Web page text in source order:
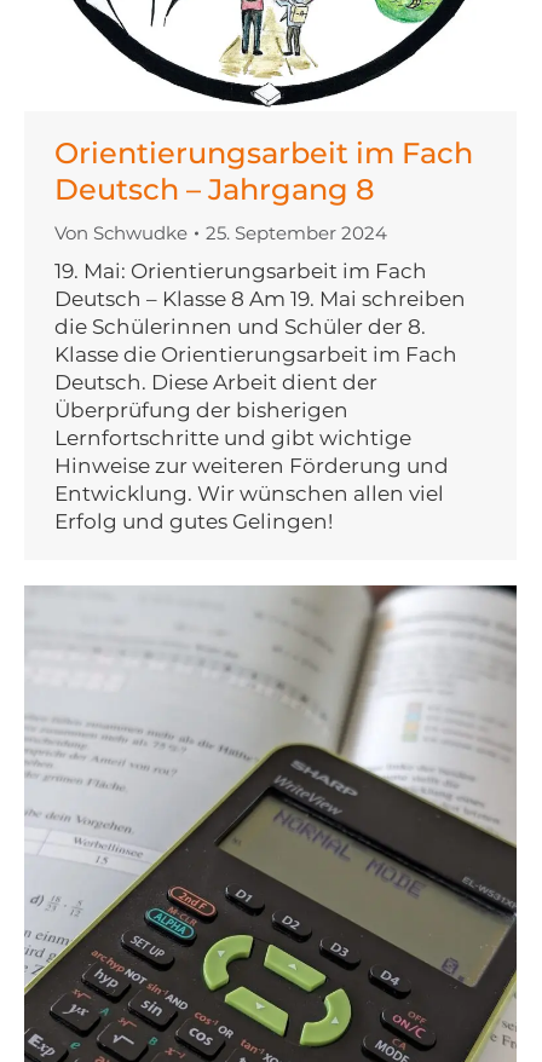
Orientierungsarbeit im Fach
Deutsch – Jahrgang 8
Von Schwudke 25. September 2024
19. Mai: Orientierungsarbeit im Fach
Deutsch – Klasse 8 Am 19. Mai schreiben
die Schülerinnen und Schüler der 8.
Klasse die Orientierungsarbeit im Fach
Deutsch. Diese Arbeit dient der
Überprüfung der bisherigen
Lernfortschritte und gibt wichtige
Hinweise zur weiteren Förderung und
Entwicklung. Wir wünschen allen viel
Erfolg und gutes Gelingen!